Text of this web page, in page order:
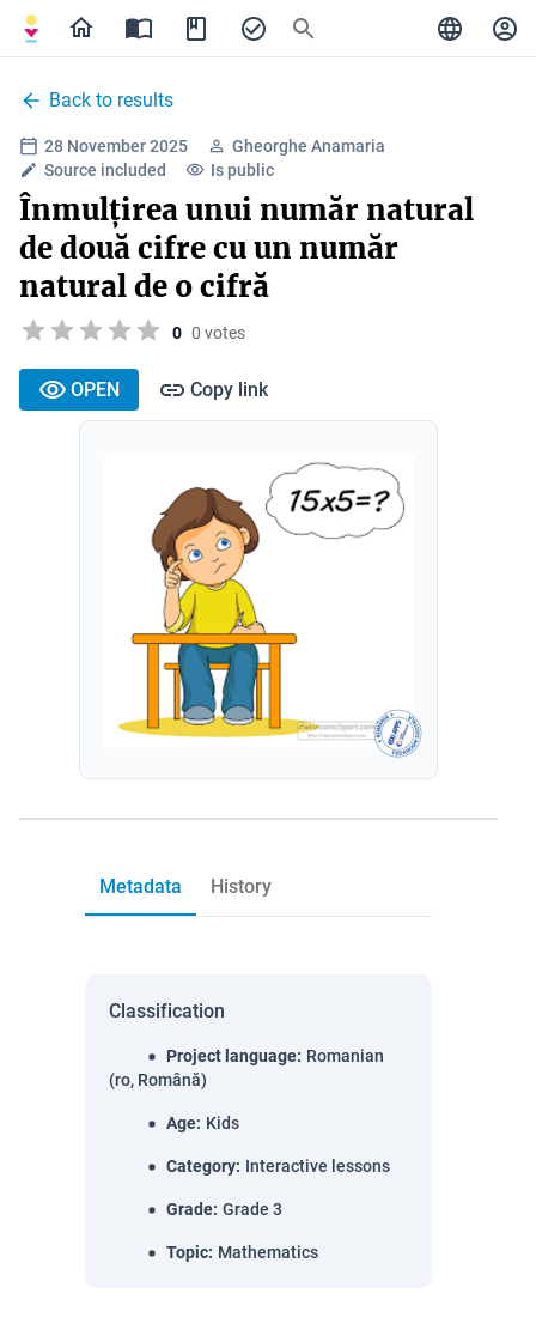
Back to results
28 November 2025
Gheorghe Anamaria
Source included
Is public
Înmulțirea unui număr natural
de două cifre cu un număr
natural de o cifră
0 0 votes
OPEN Copy link
Metadata History
Classification
Project language: Romanian
(ro, Română)
Age: Kids
Category: Interactive lessons
Grade: Grade 3
Topic: Mathematics